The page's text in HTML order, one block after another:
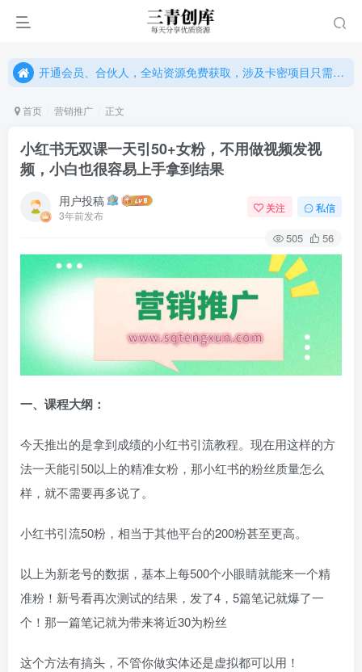
开通会员、合伙人，全站资源免费获取，涉及卡密项目只需单独购卡密（位置：网站右下悬浮按钮）
开通会员、合伙人，全站资源免费获取，涉及卡密项目只需单独购卡密（位置：网站右下悬浮按钮）
首页 营销推广 正文
小红书无双课一天引50+女粉，不用做视频发视
频，小白也很容易上手拿到结果
用户投稿
3年前发布
关注 私信
505 56
一、 课程大纲：
今天推出的是拿到成绩的小红书引流教程。现在用这样的方
法一天能引50以上的精准女粉，那小红书的粉丝质量怎么
样，就不需要再多说了。
小红书引流50粉，相当于其他平台的200粉甚至更高。
以上为新老号的数据，基本上每500个小眼睛就能来一个精
准粉！新号看再次测试的结果，发了4，5篇笔记就爆了一
个！那一篇笔记就为带来将近30为粉丝
这个方法有搞头，不管你做实体还是虚拟都可以用！